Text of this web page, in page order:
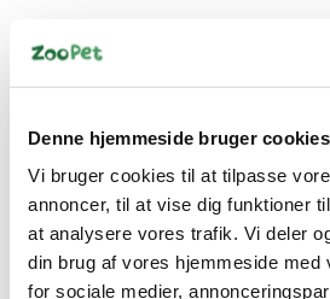
Denne hjemmeside bruger cookies
Vi bruger cookies til at tilpasse
annoncer, til at vise dig funktioner
at analysere vores trafik. Vi deler
din brug af vores hjemmeside med
for sociale medier,